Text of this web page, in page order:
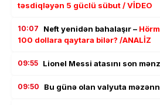
təsdiqləyən 5 güclü sübut / VİDEO
10:07 Neft yenidən bahalaşır –
100 dollara qaytara bilər? /ANALİZ
09:55 Lionel Messi atasını son
09:50 Bu günə olan valyuta